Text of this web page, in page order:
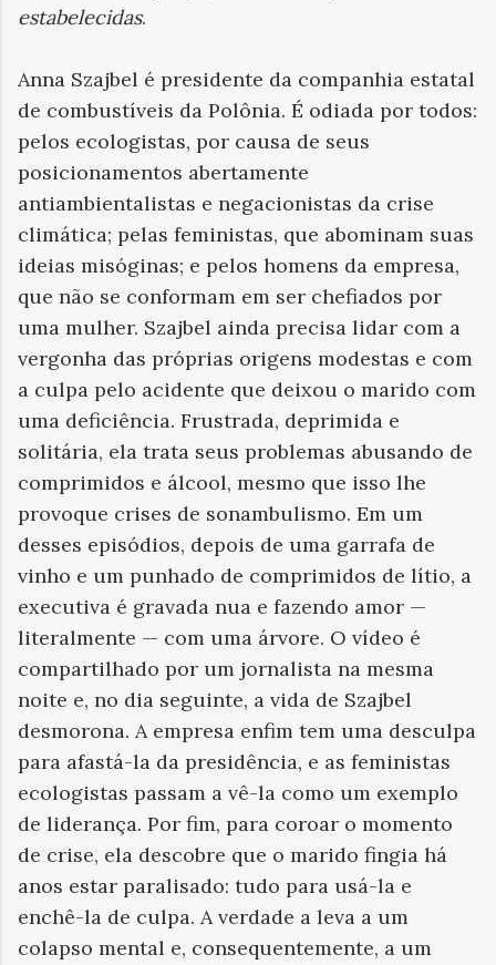
estabelecidas.
Anna Szajbel é presidente da companhia estatal
de combustíveis da Polônia. É odiada por todos:
pelos ecologistas, por causa de seus
posicionamentos abertamente
antiambientalistas e negacionistas da crise
climática; pelas feministas, que abominam suas
ideias misóginas; e pelos homens da empresa,
que não se conformam em ser chefiados por
uma mulher. Szajbel ainda precisa lidar com a
vergonha das próprias origens modestas e com
a culpa pelo acidente que deixou o marido com
uma deficiência. Frustrada, deprimida e
solitária, ela trata seus problemas abusando de
comprimidos e álcool, mesmo que isso lhe
provoque crises de sonambulismo. Em um
desses episódios, depois de uma garrafa de
vinho e um punhado de comprimidos de lítio, a
executiva é gravada nua e fazendo amor —
literalmente — com uma árvore. O vídeo é
compartilhado por um jornalista na mesma
noite e, no dia seguinte, a vida de Szajbel
desmorona. A empresa enfim tem uma desculpa
para afastá-la da presidência, e as feministas
ecologistas passam a vê-la como um exemplo
de liderança. Por fim, para coroar o momento
de crise, ela descobre que o marido fingia há
anos estar paralisado: tudo para usá-la e
enchê-la de culpa. A verdade a leva a um
colapso mental e, consequentemente, a um